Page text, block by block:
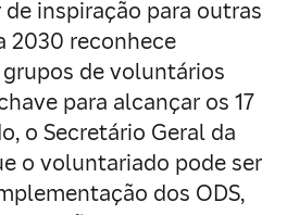
inspiração para outras
2030 reconhece
de voluntários
para alcançar os 17
o Secretário Geral da
o voluntariado pode ser
dos ODS,